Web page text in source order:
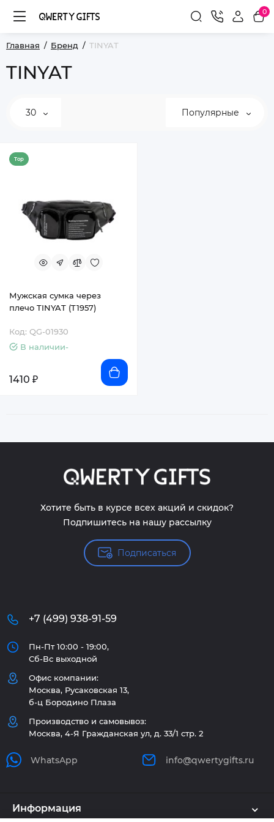
0
Главная Бренд TINYAT
TINYAT
30 Популярные
Top
Мужская сумка через
плечо TINYAT (T1957)
Код: QG-01930
В наличии-
1410 ₽
Хотите быть в курсе всех акций и скидок?
Подпишитесь на нашу рассылку
Подписаться
+7 (499) 938-91-59
Пн-Пт 10:00 - 19:00,
Сб-Вс выходной
Офис компании:
Москва, Русаковская 13,
б-ц Бородино Плаза
Производство и самовывоз:
Москва, 4-Я Гражданская ул, д. 33/1 стр. 2
WhatsApp info@qwertygifts.ru
Информация